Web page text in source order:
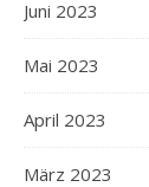
Juni 2023
Mai 2023
April 2023
März 2023